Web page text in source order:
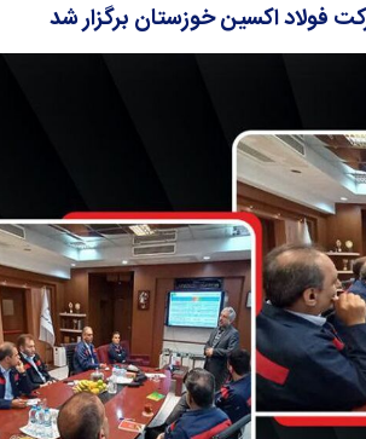
فولاد اکسین خوزستان برگزار شد